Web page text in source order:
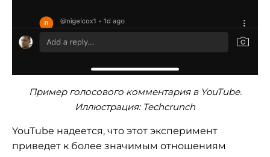
Пример голосового комментария в YouTube.
Иллюстрация: Techcrunch
YouTube надеется, что этот эксперимент
приведет к более значимым отношениям